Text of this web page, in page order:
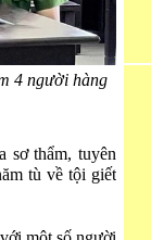
4 người hàng
sơ thẩm, tuyên
tù về tội giết